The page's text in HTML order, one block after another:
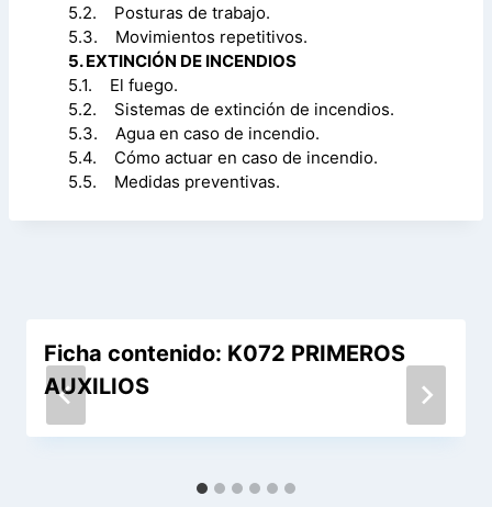
5.2. Posturas de trabajo.
5.3. Movimientos repetitivos.
5. EXTINCIÓN DE INCENDIOS
5.1. El fuego.
5.2. Sistemas de extinción de incendios.
5.3. Agua en caso de incendio.
5.4. Cómo actuar en caso de incendio.
5.5. Medidas preventivas.
Ficha contenido: K072 PRIMEROS
AUXILIOS